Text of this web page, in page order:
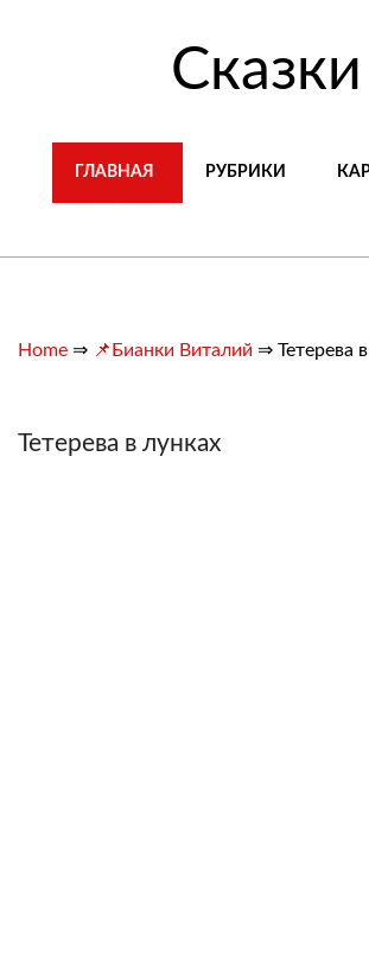
Сказки
ГЛАВНАЯ РУБРИКИ
Home ⇒ 📌Бианки Виталий ⇒ Тетерева
Тетерева в лунках